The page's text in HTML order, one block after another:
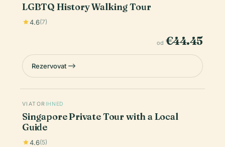
LGBTQ History Walking Tour
4.6(7)
od €44.45
Rezervovat
VIATOR IHNED
Singapore Private Tour with a Local
Guide
4.6(5)